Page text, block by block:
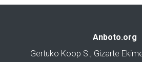
Anboto.org
Gertuko Koop S., Gizarte